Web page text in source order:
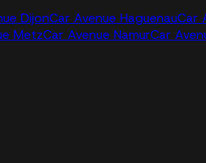
DijonCar Avenue HaguenauCar
MetzCar Avenue NamurCar